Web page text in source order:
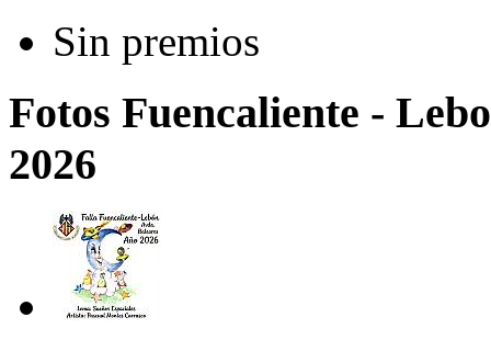
Sin premios
Fotos Fuencaliente -
2026